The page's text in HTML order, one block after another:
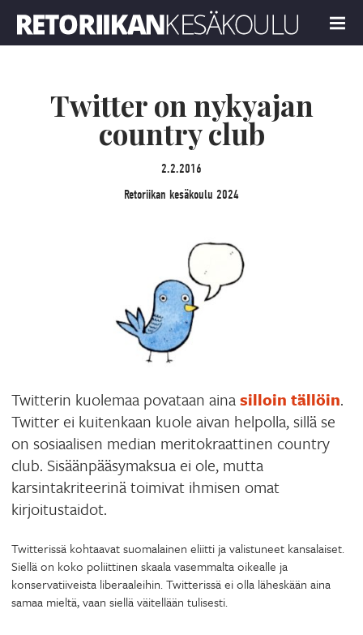
MENU
Twitter on nykyajan
country club
2.2.2016
Retoriikan kesäkoulu 2024
Twitterin kuolemaa povataan ainasilloin tällöin.
Twitter ei kuitenkaan kuole aivan helpolla, sillä se
on sosiaalisen median meritokraattinen country
club. Sisäänpääsymaksua ei ole, mutta
karsintakriteerinä toimivat ihmisen omat
kirjoitustaidot.
Twitterissä kohtaavat suomalainen eliitti ja valistuneet kansalaiset.
Siellä on koko poliittinen skaala vasemmalta oikealle ja
konservatiiveista liberaaleihin. Twitterissä ei olla läheskään aina
samaa mieltä, vaan siellä väitellään tulisesti.